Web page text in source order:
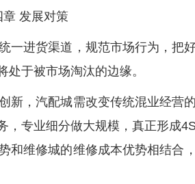
发展对策
一进货渠道，规范市场行为，把
于被市场淘汰的边缘。
新，汽配城需改变传统混业经营的
，专业细分做大规模，真正形成
和维修城的维修成本优势相结合，